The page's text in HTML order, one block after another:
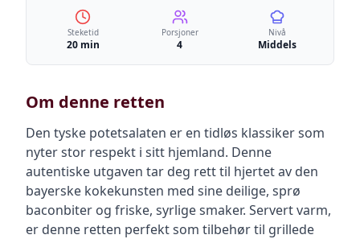
Steketid
20 min
Porsjoner
4
Nivå
Middels
Om denne retten
Den tyske potetsalaten er en tidløs klassiker som
nyter stor respekt i sitt hjemland. Denne
autentiske utgaven tar deg rett til hjertet av den
bayerske kokekunsten med sine deilige, sprø
baconbiter og friske, syrlige smaker. Servert varm,
er denne retten perfekt som tilbehør til grillede